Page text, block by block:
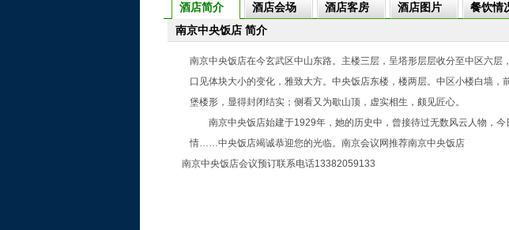
酒店简介 酒店会场 酒店客房 酒店图片 餐饮情
南京中央饭店 简介
南京中央饭店在今玄武区中山东路。主楼三层，呈塔形层层收分至中区六
口见体块大小的变化，雅致大方。中央饭店东楼，楼两层。中区小楼白墙
堡楼形，显得封闭结实；侧看又为歇山顶，虚实相生，颇见匠心。
南京中央饭店始建于1929年，她的历史中，曾接待过无数风云人物，今
情……中央饭店竭诚恭迎您的光临。南京会议网推荐南京中央饭店
南京中央饭店会议预订联系电话13382059133